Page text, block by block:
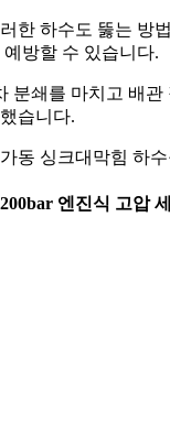
한 하수도 뚫는 방
예방할 수 있습니다.
분쇄를 마치고 배관
습니다.
동 싱크대막힘 하
엔진식 고압